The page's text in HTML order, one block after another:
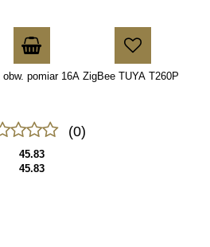
pomiar 16A ZigBee TUYA T260P
(0)
45.83
45.83